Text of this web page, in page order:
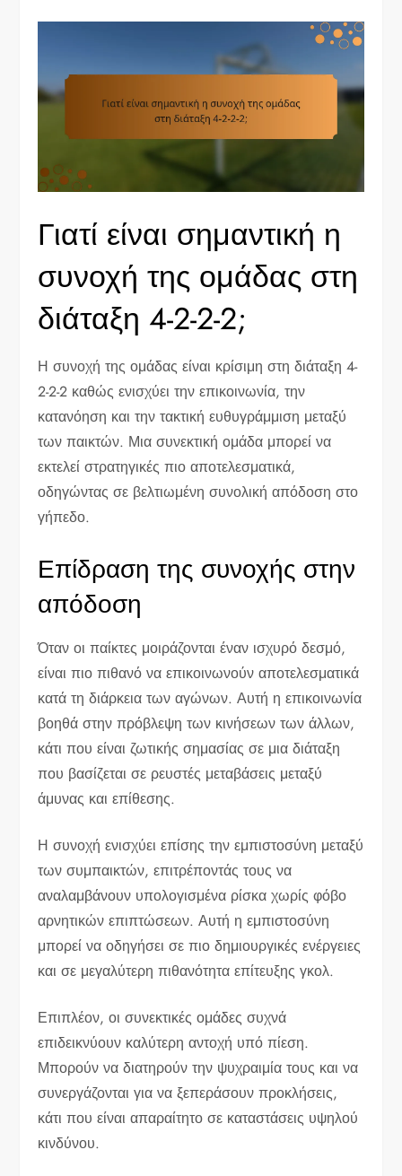
Γιατί είναι σημαντική η
συνοχή της ομάδας στη
διάταξη 4-2-2-2;
Η συνοχή της ομάδας είναι κρίσιμη στη διάταξη 4-
2-2-2 καθώς ενισχύει την επικοινωνία, την
κατανόηση και την τακτική ευθυγράμμιση μεταξύ
των παικτών. Μια συνεκτική ομάδα μπορεί να
εκτελεί στρατηγικές πιο αποτελεσματικά,
οδηγώντας σε βελτιωμένη συνολική απόδοση στο
γήπεδο.
Επίδραση της συνοχής στην
απόδοση
Όταν οι παίκτες μοιράζονται έναν ισχυρό δεσμό,
είναι πιο πιθανό να επικοινωνούν αποτελεσματικά
κατά τη διάρκεια των αγώνων. Αυτή η επικοινωνία
βοηθά στην πρόβλεψη των κινήσεων των άλλων,
κάτι που είναι ζωτικής σημασίας σε μια διάταξη
που βασίζεται σε ρευστές μεταβάσεις μεταξύ
άμυνας και επίθεσης.
Η συνοχή ενισχύει επίσης την εμπιστοσύνη μεταξύ
των συμπαικτών, επιτρέποντάς τους να
αναλαμβάνουν υπολογισμένα ρίσκα χωρίς φόβο
αρνητικών επιπτώσεων. Αυτή η εμπιστοσύνη
μπορεί να οδηγήσει σε πιο δημιουργικές ενέργειες
και σε μεγαλύτερη πιθανότητα επίτευξης γκολ.
Επιπλέον, οι συνεκτικές ομάδες συχνά
επιδεικνύουν καλύτερη αντοχή υπό πίεση.
Μπορούν να διατηρούν την ψυχραιμία τους και να
συνεργάζονται για να ξεπεράσουν προκλήσεις,
κάτι που είναι απαραίτητο σε καταστάσεις υψηλού
κινδύνου.